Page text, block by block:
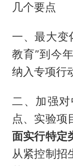
几个要点
一、最大变
教育”到今
纳入专项行
二、加强
点、实验项
面实行特定
从紧控制招